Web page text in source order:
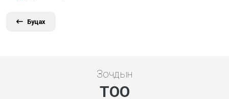
Буцах
Зочдын
ТОО